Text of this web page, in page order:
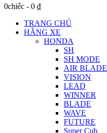
0chiếc - 0 ₫
TRANG CHỦ
HÃNG XE
HONDA
SH
SH MODE
AIR BLADE
VISION
LEAD
WINNER
BLADE
WAVE
FUTURE
Super Cub